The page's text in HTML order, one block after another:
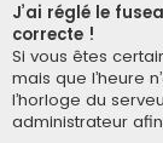
J’ai réglé le
correcte !
Si vous êtes
mais que l’heure
l’horloge du
administrateur